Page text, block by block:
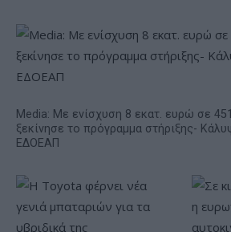
Media: Με ενίσχυση 8 εκατ. ευρώ σε
ξεκίνησε το πρόγραμμα στήριξης-
ΕΔΟΕΑΠ